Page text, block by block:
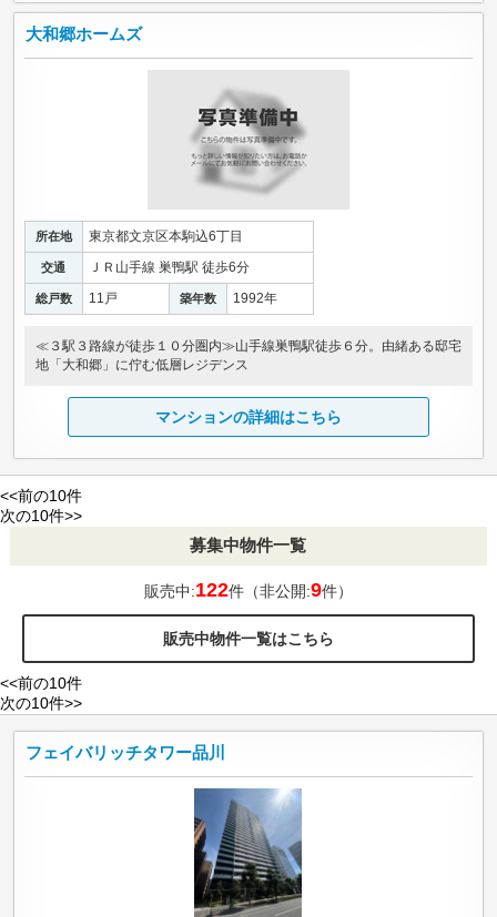
大和郷ホームズ
所在地 東京都文京区本駒込6丁目
交通 ＪＲ山手線 巣鴨駅 徒歩6分
総戸数 11戸 築年数 1992年
≪３駅３路線が徒歩１０分圏内≫山手線巣鴨駅徒歩６分。由緒ある邸宅
地「大和郷」に佇む低層レジデンス
マンションの詳細はこちら
<<前の10件
次の10件>>
募集中物件一覧
販売中:122件（非公開:9件）
販売中物件一覧はこちら
<<前の10件
次の10件>>
フェイバリッチタワー品川